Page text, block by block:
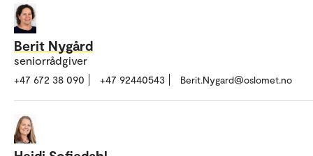
Berit Nygård
seniorrådgiver
+47 672 38 090 +47 92440543 Berit.Nygard@oslomet.no